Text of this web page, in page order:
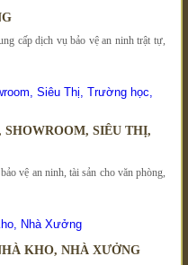
cấp dịch vụ bảo vệ an ninh trật tự,
SIÊU THỊ,
vệ an ninh, tài sản cho văn phòng,
KHO, NHÀ XƯỞNG